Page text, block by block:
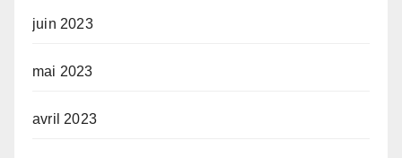
juin 2023
mai 2023
avril 2023